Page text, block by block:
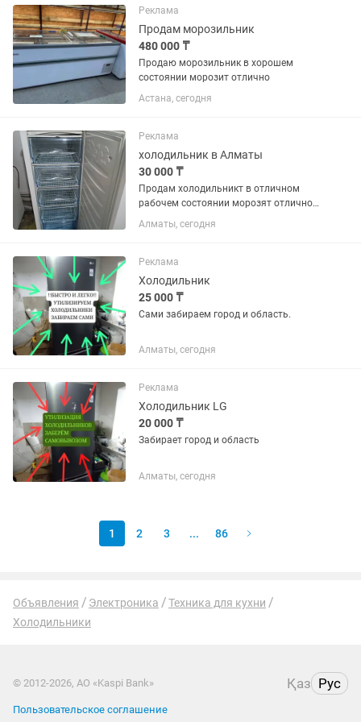
Реклама
Продам морозильник
480 000 ₸
Продаю морозильник в хорошем
состоянии морозит отлично
Астана, сегодня
Реклама
холодильник в Алматы
30 000 ₸
Продам холодильникт в отличном
рабочем состоянии морозят отлично
цены разные от 30000 и выше
Алматы, сегодня
Реклама
Холодильник
25 000 ₸
Сами забираем город и область.
Алматы, сегодня
Реклама
Холодильник LG
20 000 ₸
Забирает город и область
Алматы, сегодня
1 2 3 ... 86
Объявления Электроника
Техника для кухни
Холодильники
© 2012-2026, АО «Kaspi Bank» Қаз Рус
Пользовательское соглашение